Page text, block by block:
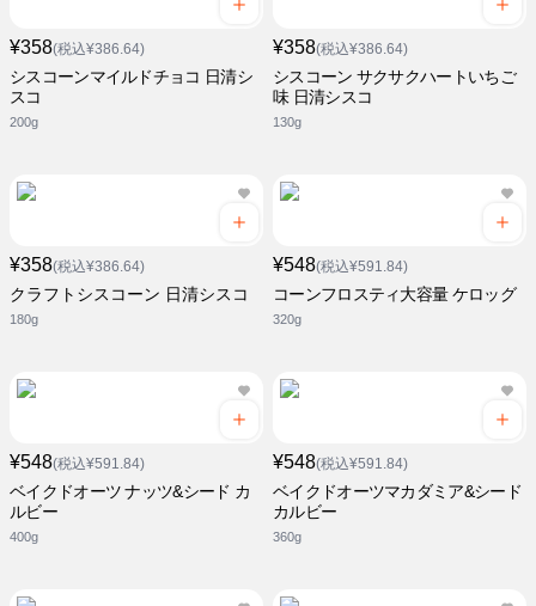
¥358(税込¥386.64)
シスコーンマイルドチョコ 日清シ
スコ
200g
¥358(税込¥386.64)
シスコーン サクサクハートいちご
味 日清シスコ
130g
¥358(税込¥386.64)
クラフトシスコーン 日清シスコ
180g
¥548(税込¥591.84)
コーンフロスティ大容量 ケロッグ
320g
¥548(税込¥591.84)
ベイクドオーツ ナッツ&シード カ
ルビー
400g
¥548(税込¥591.84)
ベイクドオーツマカダミア&シード
カルビー
360g